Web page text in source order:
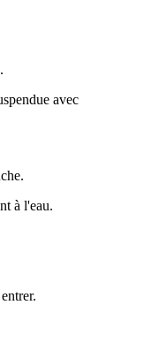
avec
à l'eau.